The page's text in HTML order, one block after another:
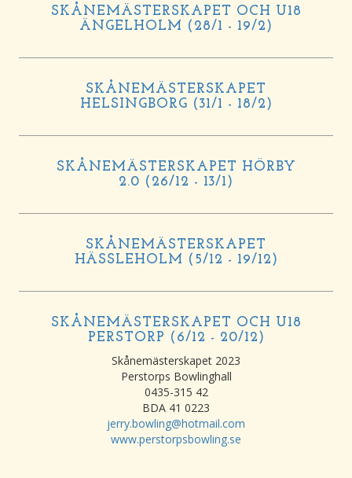
SKÅNEMÄSTERSKAPET OCH U18
ÄNGELHOLM (28/1 - 19/2)
SKÅNEMÄSTERSKAPET
HELSINGBORG (31/1 - 18/2)
SKÅNEMÄSTERSKAPET HÖRBY
2.0 (26/12 - 13/1)
SKÅNEMÄSTERSKAPET
HÄSSLEHOLM (5/12 - 19/12)
SKÅNEMÄSTERSKAPET OCH U18
PERSTORP (6/12 - 20/12)
Skånemästerskapet 2023
Perstorps Bowlinghall
0435-315 42
BDA 41 0223
jerry.bowling@hotmail.com
www.perstorpsbowling.se